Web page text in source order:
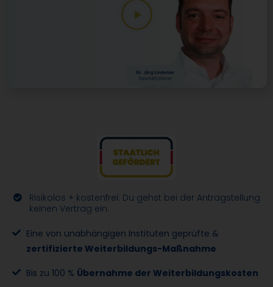
Risikolos + kostenfrei: Du gehst bei der Antragstellung
keinen Vertrag ein.
Eine von unabhängigen Instituten geprüfte &
zertifizierte Weiterbildungs-Maßnahme
Bis zu 100 % Übernahme der Weiterbildungskosten